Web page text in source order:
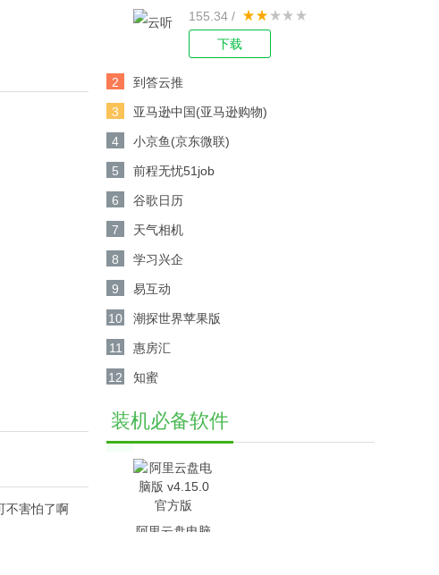
不害怕了啊
155.34 /
下载
2 到答云推
3 亚马逊中国(亚马逊购物)
4 小京鱼(京东微联)
5 前程无忧51job
6 谷歌日历
7 天气相机
8 学习兴企
9 易互动
10 潮探世界苹果版
11 惠房汇
12 知蜜
装机必备软件
阿里云盘电脑